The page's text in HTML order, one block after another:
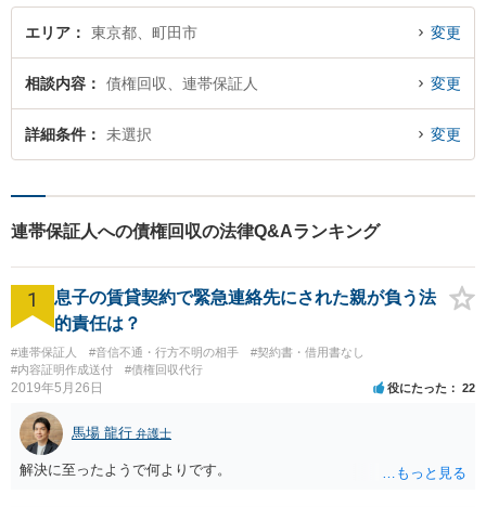
エリア 東京都、町田市 変更
相談内容 債権回収、連帯保証人 変更
詳細条件 未選択 変更
連帯保証人への債権回収の法律Q&Aランキング
1
息子の賃貸契約で緊急連絡先にされた親が負う法
的責任は？
#連帯保証人 #音信不通・行方不明の相手
#契約書・借用書なし
#内容証明作成送付
#債権回収代行
2019年5月26日 役にたった 22
馬場 龍行 弁護士
解決に至ったようで何よりです。